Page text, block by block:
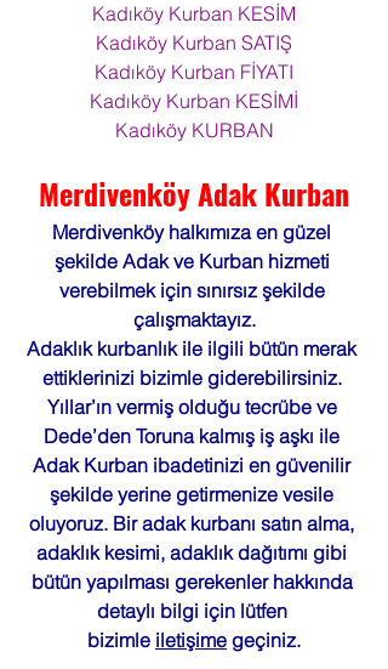
Kadıköy Kurban KESİM
Kadıköy Kurban SATIŞ
Kadıköy Kurban FİYATI
Kadıköy Kurban KESİMİ
Kadıköy KURBAN
Merdivenköy Adak Kurban
Merdivenköy halkımıza en güzel
şekilde Adak ve Kurban hizmeti
verebilmek için sınırsız şekilde
çalışmaktayız.
Adaklık kurbanlık ile ilgili bütün merak
ettiklerinizi bizimle giderebilirsiniz.
Yıllar’ın vermiş olduğu tecrübe ve
Dede’den Toruna kalmış iş aşkı ile
Adak Kurban ibadetinizi en güvenilir
şekilde yerine getirmenize vesile
oluyoruz. Bir adak kurbanı satın alma,
adaklık kesimi, adaklık dağıtımı gibi
bütün yapılması gerekenler hakkında
detaylı bilgi için lütfen
bizimle iletişime geçiniz.